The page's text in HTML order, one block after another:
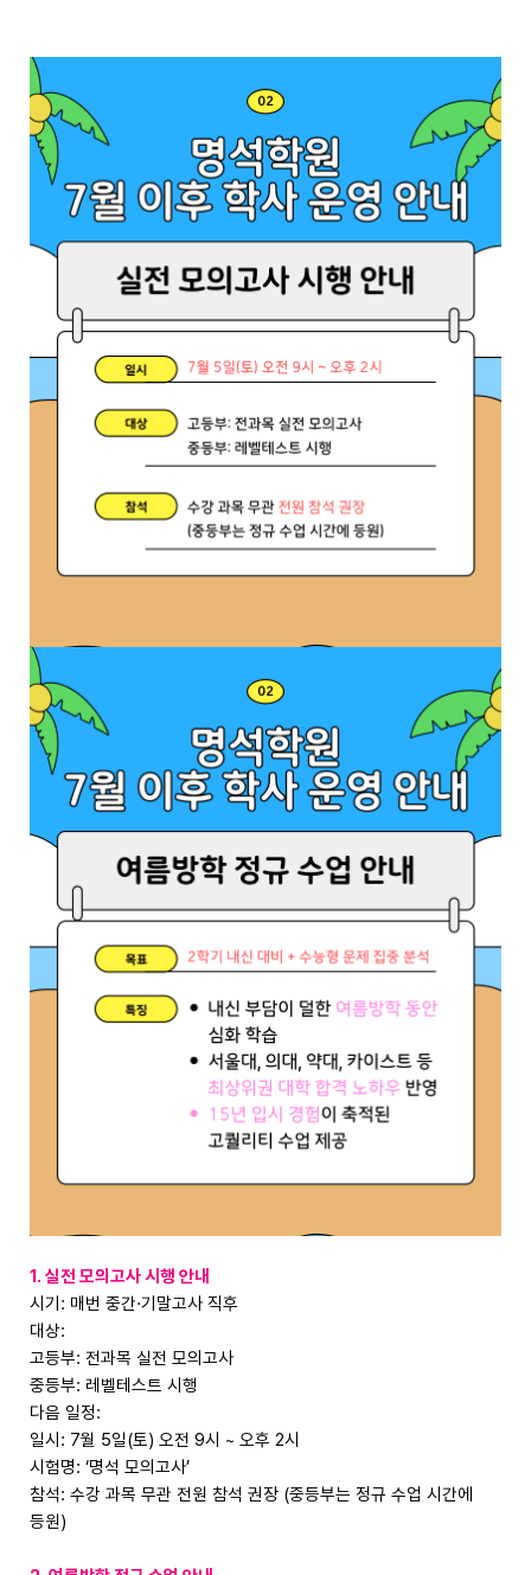
1. 실전 모의고사 시행 안내
시기: 매번 중간·기말고사 직후
대상:
고등부: 전과목 실전 모의고사
중등부: 레벨테스트 시행
다음 일정:
일시: 7월 5일(토) 오전 9시 ~ 오후 2시
시험명: ‘명석 모의고사’
참석: 수강 과목 무관 전원 참석 권장 (중등부는 정규 수업 시간에
등원)